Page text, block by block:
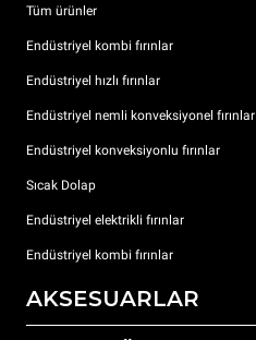
Tüm ürünler
Endüstriyel kombi fırınlar
Endüstriyel hızlı fırınlar
Endüstriyel nemli konveksiyonel fırınlar
Endüstriyel konveksiyonlu fırınlar
Sıcak Dolap
Endüstriyel elektrikli fırınlar
Endüstriyel kombi fırınlar
AKSESUARLAR